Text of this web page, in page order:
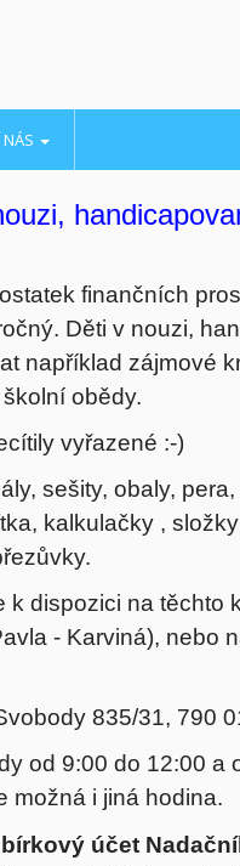
finančních
Děti v nouzi,
například zájmové
obědy.
vyřazené :-)
sešity, obaly,
kalkulačky ,
dispozici na těchto
- Karviná), nebo
835/31, 790
od 9:00 do 12:00 a
možná i jiná hodina.
účet